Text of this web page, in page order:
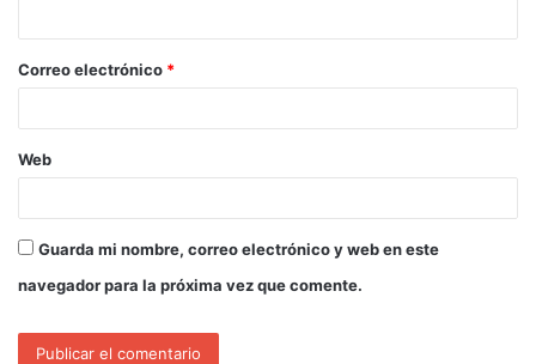
Correo electrónico *
Web
Guarda mi nombre, correo electrónico y web en este
navegador para la próxima vez que comente.